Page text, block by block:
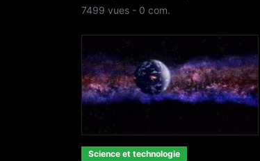
7499 vues - 0 com.
Science et technologie